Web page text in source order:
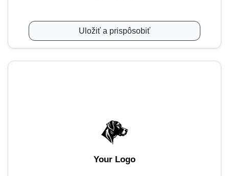
Uložiť a prispôsobiť
Your Logo